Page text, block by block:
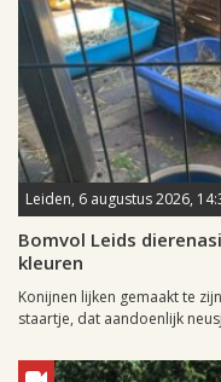
Leiden, 6 augustus 2026,
Bomvol Leids
kleuren
Konijnen lijken gemaakt te
staartje, dat aandoenlijk